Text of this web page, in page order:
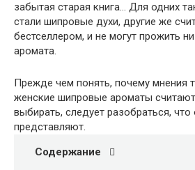
забытая старая книга… Для одних
стали шипровые духи, другие же
бестселлером, и не могут прожить
аромата.
Прежде чем понять, почему мнения
женские шипровые ароматы
выбирать, следует разобраться,
представляют.
Содержание